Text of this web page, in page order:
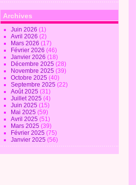
Archives
Juin 2026(1)
Avril 2026(2)
Mars 2026(17)
Février 2026(46)
Janvier 2026(18)
Décembre 2025(28)
Novembre 2025(39)
Octobre 2025(40)
Septembre 2025(22)
Août 2025(31)
Juillet 2025(4)
Juin 2025(15)
Mai 2025(59)
Avril 2025(51)
Mars 2025(39)
Février 2025(75)
Janvier 2025(56)